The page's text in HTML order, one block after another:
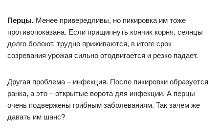
Перцы. Менее привередливы, но пикировка им тоже
противопоказана. Если прищипнуть кончик корня, сеянцы
долго болеют, трудно приживаются, в итоге срок
созревания урожая сильно отодвигается и резко падает.
Другая проблема – инфекция. После пикировки образуется
ранка, а это – открытые ворота для инфекции. А перцы
очень подвержены грибным заболеваниям. Так зачем же
давать им шанс?